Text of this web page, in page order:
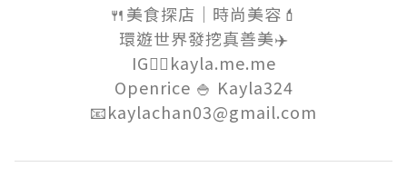
🍴美食探店｜時尚美容💄
環遊世界發挖真善美✈️
IG👉🏻kayla.me.me
Openrice 🍚 Kayla324
📧kaylachan03@gmail.com